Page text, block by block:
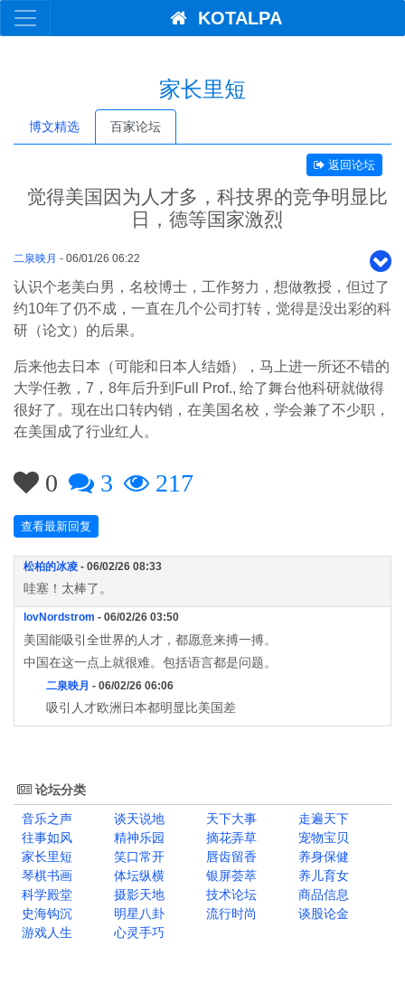
KOTALPA
家长里短
博文精选 百家论坛
返回论坛
觉得美国因为人才多，科技界的竞争明显比
日，德等国家激烈
二泉映月 - 06/01/26 06:22
认识个老美白男，名校博士，工作努力，想做教授，但过了
约10年了仍不成，一直在几个公司打转，觉得是没出彩的科
研（论文）的后果。
后来他去日本（可能和日本人结婚），马上进一所还不错的
大学任教，7，8年后升到Full Prof., 给了舞台他科研就做得
很好了。现在出口转内销，在美国名校，学会兼了不少职，
在美国成了行业红人。
0 3 217
查看最新回复
松柏的冰凌 - 06/02/26 08:33
哇塞！太棒了。
lovNordstrom - 06/02/26 03:50
美国能吸引全世界的人才，都愿意来搏一搏。
中国在这一点上就很难。包括语言都是问题。
二泉映月 - 06/02/26 06:06
吸引人才欧洲日本都明显比美国差
论坛分类
音乐之声
谈天说地 天下大事
走遍天下
往事如风
精神乐园 摘花弄草
宠物宝贝
家长里短
笑口常开 唇齿留香
养身保健
琴棋书画
体坛纵横 银屏荟萃
养儿育女
科学殿堂
摄影天地 技术论坛
商品信息
史海钩沉
明星八卦 流行时尚
谈股论金
游戏人生
心灵手巧